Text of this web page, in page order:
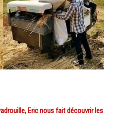
Eric nous fait découvrir les